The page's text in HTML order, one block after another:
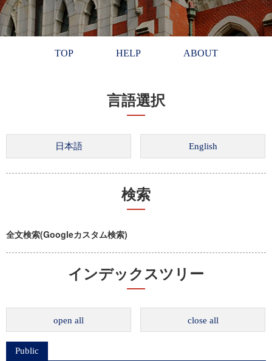
TOP HELP ABOUT
言語選択
検索
全文検索(Googleカスタム検索)
インデックスツリー
open all close all
Public